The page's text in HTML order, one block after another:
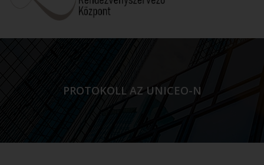
PROTOKOLL AZ UNICEO-N